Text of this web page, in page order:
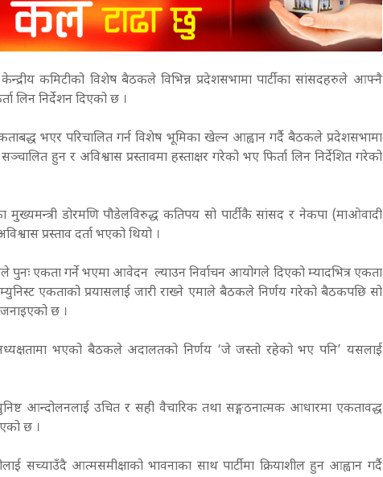
कमिटीको विशेष बैठकले विभिन्न प्रदेशसभामा पार्टीका सांसदहरुले आफ्नै
लिन निर्देशन दिएको छ ।
भएर परिचालित गर्न विशेष भूमिका खेल्न आह्वान गर्दै बैठकले प्रदेशसभामा
सञ्चालित हुन र अविश्वास प्रस्तावमा हस्ताक्षर गरेको भए फिर्ता लिन निर्देशित गरेको
मुख्यमन्त्री डोरमणि पौडेलविरुद्ध कतिपय सो पार्टीकै सांसद र नेकपा (माओवादी
प्रस्ताव दर्ता भएको थियो ।
एकता गर्ने भएमा आवेदन ल्याउन निर्वाचन आयोगले दिएको म्यादभित्र एकता
एकताको प्रयासलाई जारी राख्ने एमाले बैठकले निर्णय गरेको बैठकपछि सो
जनाइएको छ ।
अध्यक्षतामा भएको बैठकले अदालतको निर्णय ‘जे जस्तो रहेको भए पनि’ यसलाई
आन्दोलनलाई उचित र सही वैचारिक तथा सङ्गठनात्मक आधारमा एकतावद्ध
छ ।
सच्याउँदै आत्मसमीक्षाको भावनाका साथ पार्टीमा क्रियाशील हुन आह्वान गर्दै